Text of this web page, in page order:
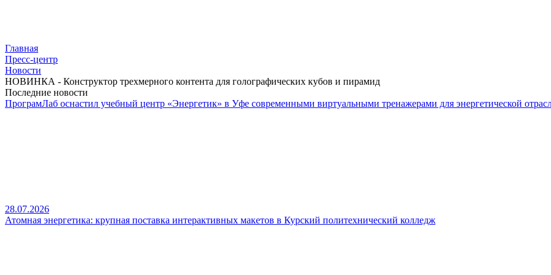
Главная
Пресс-центр
Новости
НОВИНКА - Конструктор трехмерного контента для голографических кубов и пирамид
Последние новости
ПрограмЛаб оснастил учебный центр «Энергетик» в Уфе современными виртуальными тренажерами для энергетической
28.07.2026
Атомная энергетика: крупная поставка интерактивных макетов в Курский политехнический колледж